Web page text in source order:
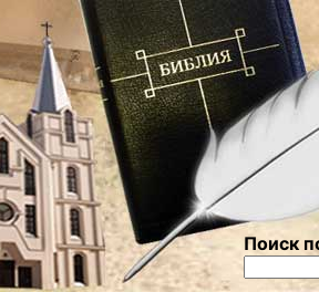
Поиск